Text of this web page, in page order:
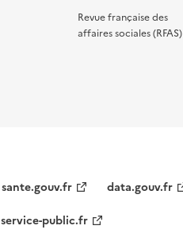
Revue française des
affaires sociales (RFAS)
sante.gouv.fr data.gouv.fr
service-public.fr